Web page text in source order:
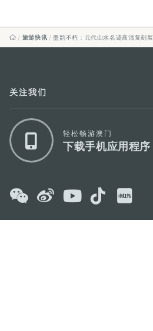
旅游快讯 墨韵不朽：元代山水名迹高清复刻展
关注我们
轻松畅游澳门
下载手机应用程序